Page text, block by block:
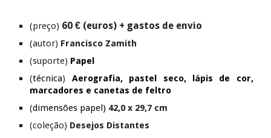
(preço) 60 € (euros) + gastos de envio
(autor) Francisco Zamith
(suporte) Papel
(técnica) Aerografia, pastel seco, lápis de cor,
marcadores e canetas de feltro
(dimensões papel) 42,0 x 29,7 cm
(coleção) Desejos Distantes